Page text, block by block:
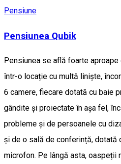
Pensiune
Pensiunea Qubik
Pensiunea se află foarte
într-o locație cu multă liniște,
6 camere, fiecare dotată cu baie
gândite și proiectate în așa fel,
probleme și de persoanele cu
și de o sală de conferință, dotată
microfon. Pe lângă asta, oaspeții